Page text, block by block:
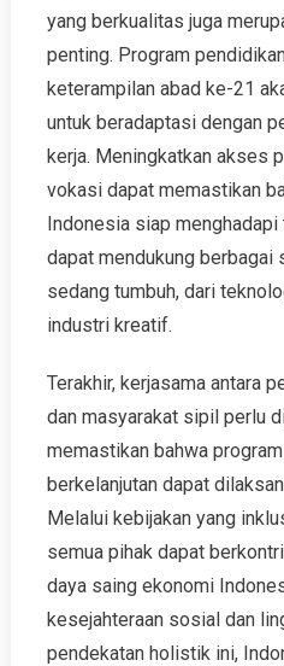
yang berkualitas juga
penting. Program
keterampilan abad ke-21
untuk beradaptasi dengan
kerja. Meningkatkan akses
vokasi dapat memastikan
Indonesia siap menghadapi
dapat mendukung berbagai
sedang tumbuh, dari
industri kreatif.
Terakhir, kerjasama antara
dan masyarakat sipil perlu
memastikan bahwa
berkelanjutan dapat
Melalui kebijakan yang
semua pihak dapat
daya saing ekonomi
kesejahteraan sosial dan
pendekatan holistik ini,